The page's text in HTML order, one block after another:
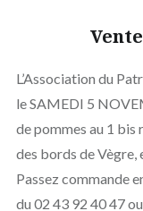
L’Association du
le SAMEDI 5
de pommes au 1 bis
des bords de Vègre,
Passez commande
du 02 43 92 40 47